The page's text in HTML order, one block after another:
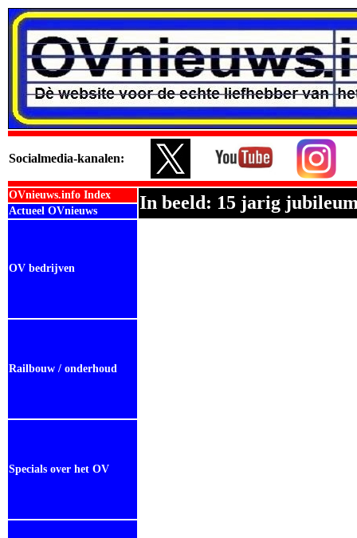
Socialmedia-kanalen:
OVnieuws.info Index In beeld: 15 jarig
Actueel OVnieuws
OV bedrijven
Railbouw / onderhoud
Specials over het OV